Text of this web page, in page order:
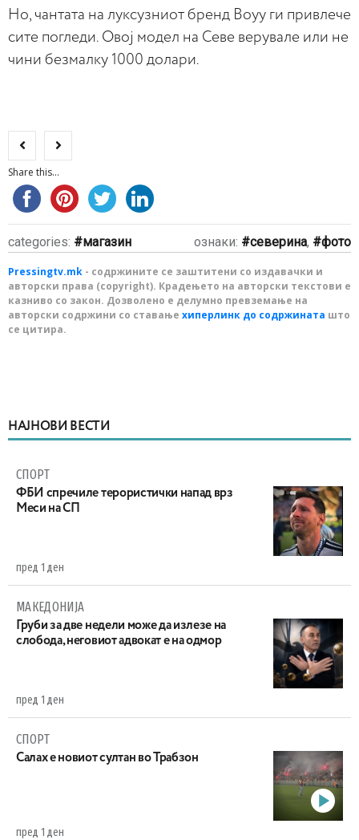
Но, чантата на луксузниот бренд Boyy ги привлече
сите погледи. Овој модел на Севе верувале или не
чини безмалку 1000 долари.
Share this...
categories: магазин ознаки: северина, фото
Pressingtv.mk - содржините се заштитени со издавачки и
авторски права (copyright). Крадењето на авторски текстови е
казниво со закон. Дозволено е делумно превземање на
авторски содржини со ставање хиперлинк до содржината што
се цитира.
НАЈНОВИ ВЕСТИ
СПОРТ
ФБИ спречиле терористички напад врз
Меси на СП
пред 1 ден
МАКЕДОНИЈА
Груби за две недели може да излезе на
слобода, неговиот адвокат е на одмор
пред 1 ден
СПОРТ
Салах е новиот султан во Трабзон
пред 1 ден